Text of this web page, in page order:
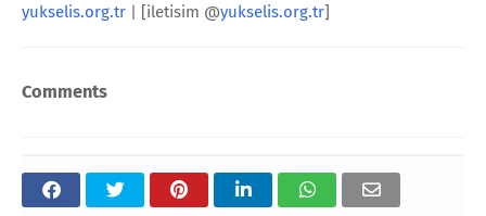
yukselis.org.tr | [iletisim @yukselis.org.tr]
Comments